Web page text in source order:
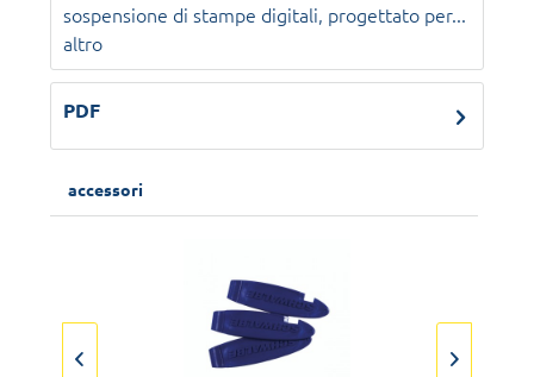
sospensione di stampe digitali, progettato per...
altro
PDF
accessori